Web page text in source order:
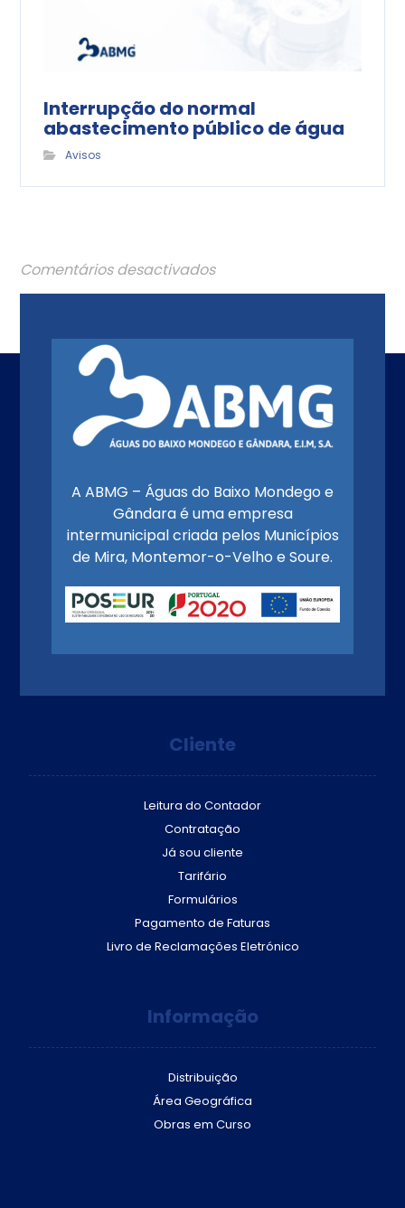
Interrupção do normal
abastecimento público de água
Avisos
Comentários desactivados
A ABMG – Águas do Baixo Mondego e
Gândara é uma empresa
intermunicipal criada pelos Municípios
de Mira, Montemor-o-Velho e Soure.
Cliente
Leitura do Contador
Contratação
Já sou cliente
Tarifário
Formulários
Pagamento de Faturas
Livro de Reclamações Eletrónico
Informação
Distribuição
Área Geográfica
Obras em Curso